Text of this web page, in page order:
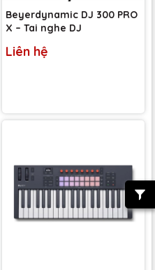
Beyerdynamic DJ 300 PRO
X – Tai nghe DJ
Liên hệ